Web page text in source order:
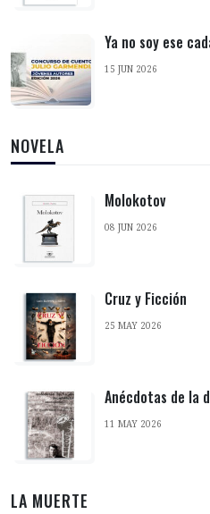
Ya no soy ese
15 JUN 2026
NOVELA
Molokotov
08 JUN 2026
Cruz y Ficción
25 MAY 2026
Anécdotas de la
11 MAY 2026
LA MUERTE